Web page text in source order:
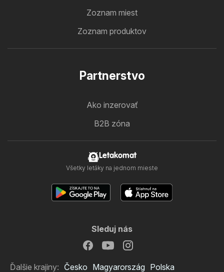
Zoznam miest
Zoznam produktov
Partnerstvo
Ako inzerovať
B2B zóna
Letakomat
Všetky letáky na jednom mieste
Sleduj nás
Ďalšie krajiny: Česko Magyarország Polska